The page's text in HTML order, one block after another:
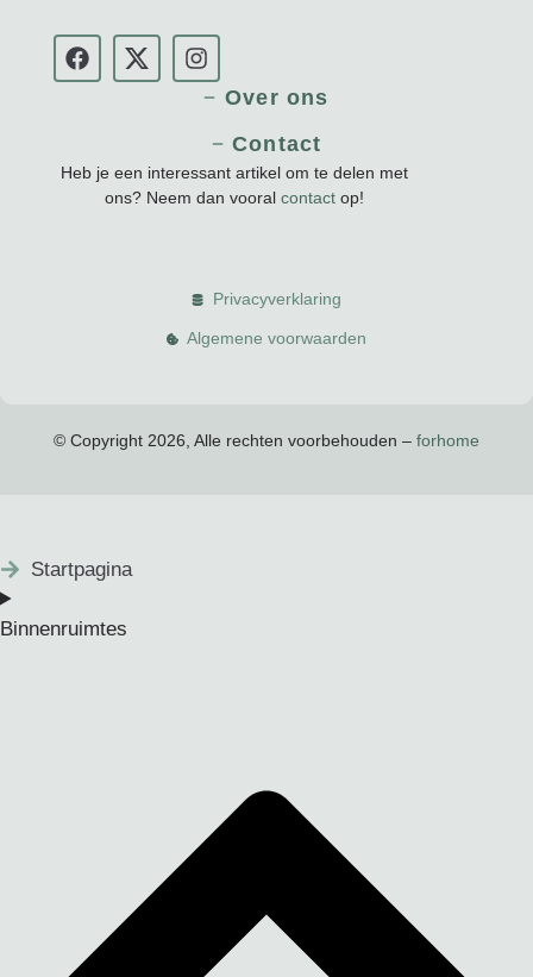
Over ons
Contact
Heb je een interessant artikel om te delen met
ons? Neem dan vooralcontact op!
Privacyverklaring
Algemene voorwaarden
© Copyright 2026, Alle rechten voorbehouden – forhome
Startpagina
Binnenruimtes